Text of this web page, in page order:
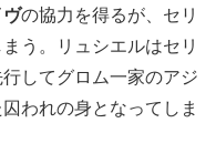
ヴの協力を得るが、セリ
う。リュシエルはセリ
してグロム一家のアジ
われの身となってしま